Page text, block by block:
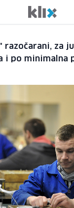
razočarani, za
i po minimalna